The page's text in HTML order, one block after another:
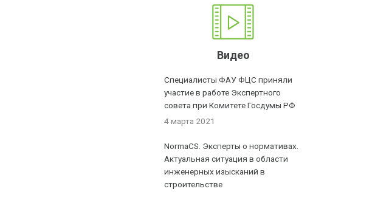
Видео
Специалисты ФАУ ФЦС приняли
участие в работе Экспертного
совета при Комитете Госдумы РФ
4 марта 2021
NormaCS. Эксперты о нормативах.
Актуальная ситуация в области
инженерных изысканий в
строительстве